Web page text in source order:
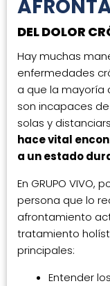
DEL DOLOR
Hay muchas
enfermedades
a que la mayoría
son incapaces
solas y
hace vital
a un estado
En GRUPO
persona que lo
afrontamiento
tratamiento
principales:
Entender